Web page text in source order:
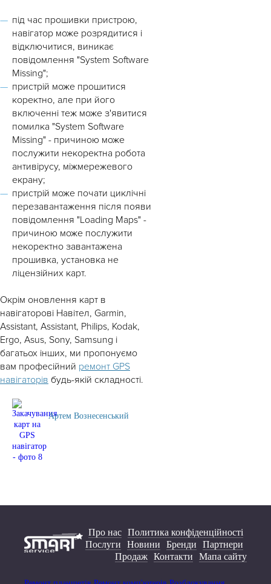
під час прошивки пристрою,
навігатор може розрядитися і
відключитися, виникає
повідомлення "System Software
Missing";
пристрій може прошитися
коректно, але при його
включенні теж може з'явитися
помилка "System Software
Missing" - причиною може
послужити некоректна робота
антивірусу, міжмережевого
екрану;
пристрій може почати циклічні
перезавантаження після появи
повідомлення "Loading Maps" -
причиною може послужити
некоректно завантажена
прошивка, установка не
ліцензійних карт.
Окрім оновлення карт в
навігаторові Навітел, Garmin,
Assistant, Assistant, Philips, Kodak,
Ergo, Asus, Sony, Samsung і
багатьох інших, ми пропонуємо
вам професійний ремонт GPS
навігаторів будь-якій складності.
Артем Вознесенський
Про нас Политика конфіденційності
Послуги
Новини Бренди
Партнери
Продаж Контакти Мапа сайту